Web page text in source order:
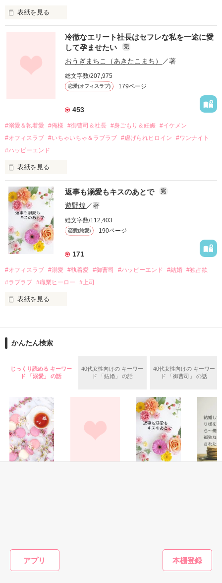
アプリ
表紙を見る
幼なじみの哲平に淡い恋心を抱いていた美桜。
しかし、ある出来事をきっかけに二人の関係は壊れてしまう。
関係修復もできないまま、美桜は両親の離婚によって
引っ越すことになり、哲平とも離れ離れになった。
それから約十二年後。
過去の傷から、二度と会いたくないと思っていた哲平に
運命のような再会を果たす。
酔った勢いで一夜を共にしてしまった。
さらに、美桜が初めてだと知った哲平は
『責任をとる、結婚しよう』と真っ直ぐに告げてきた。
戸惑う美桜とは裏腹に、好きという気持ちを隠すことなく
甘やかしてくる。
そんなある日、哲平は美桜がストーカー被害に
遭っていることを知る。
美桜を守るため、哲平は同居を提案してきて――。
夏木美桜(なつきみお)
鳴海哲平 (なるみてっぺい)
2026.6.5～2026.7.25
＊以前、公開していた話の改稿版です＊
作品を読む
冷徹なエリート社長はセフレな私を一途に愛
して孕ませたい
完
おうぎまちこ（あきたこまち） ／著
総文字数/207,975
恋愛(オフィスラブ) 179ページ
453
#溺愛＆執着愛 #俺様 #御曹司＆社長 #身ごもり＆妊娠 #イケメン
#オフィスラブ #いちゃいちゃ＆ラブラブ #虐げられヒロイン
#ワンナイト
#ハッピーエンド
表紙を見る
おかしな噂を流されて前の職場でうまくいかなかった梅田美
桜は、海外で傷心旅行をしていたところ、日本人美青年と出会
い、酒の勢いもあり一夜限りの関係となる。
帰国後、美桜は新しい職場でワンナイトした美青年と再会。
なんと彼の正体は、とある財閥御曹司にも関わらず、一族を離
れて起業した新進気鋭の実業家、社内でも冷徹だと評判な社長
――御影恭司その人だったのだ――！
なぜか恭司から飼い猫の世話係を命じられた美桜は、猫の世
の関係となってしまい――？
返事も溺愛もキスのあとで 完
遊野煌 ／著
総文字数/112,403
恋愛(純愛) 190ページ
171
#オフィスラブ #溺愛 #執着愛 #御曹司 #ハッピーエンド #結婚 #独占欲
#ラブラブ #職業ヒーロー #上司
表紙を見る
ションの企画戦略室で働いている。
めた、同期で恋人の石垣守（26）がいるのだが、後輩の姫原由
いた。
守と由羅から『便利屋雛子』と馬鹿にされ、一人こっそり泣い
た上、同居まで提案してきて──？
鷹哉『宜しくな、俺の雛子』🦅
雛子『俺の……ひぃ、雛子？！！！』🐥
シゴデキで冷徹な上司が見せる素顔は、なぜか想像以上に甘く
て……🐥💓🦅
かんたん検索
じっくり読める キーワー
ド 「溺愛」 の話
40代女性向けの キーワー
ド 「結婚」 の話
40代女性向けの キーワー
ド 「御曹司」 の話
かんたん検索の条件を変える